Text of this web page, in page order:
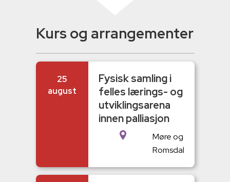
Kurs og arrangementer
25
august
Fysisk samling i
felles lærings- og
utviklingsarena
innen palliasjon
Møre og
Romsdal